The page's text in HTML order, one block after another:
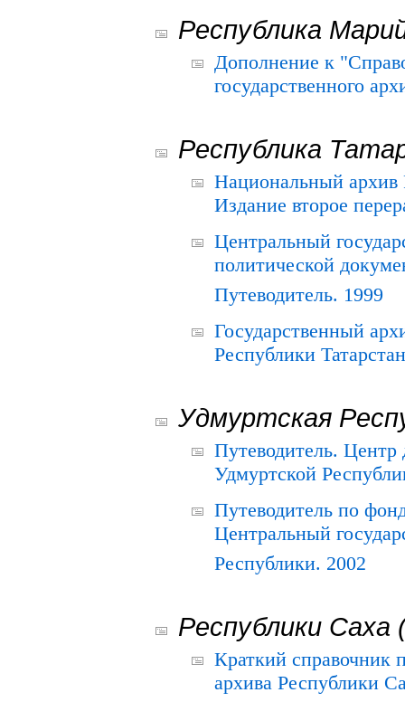
Республика
Дополнение к
государственного
Республика
Национальный архив
Издание второе
Центральный
политической
Путеводитель. 1999
Государственный
Республики
Удмуртская
Путеводитель.
Удмуртской
Путеводитель по
Центральный
Республики. 2002
Республики Саха
Краткий справочник
архива Республики